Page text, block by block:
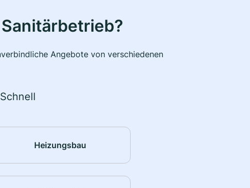
Angebote von verschiedenen
Schnell
Heizungsbau